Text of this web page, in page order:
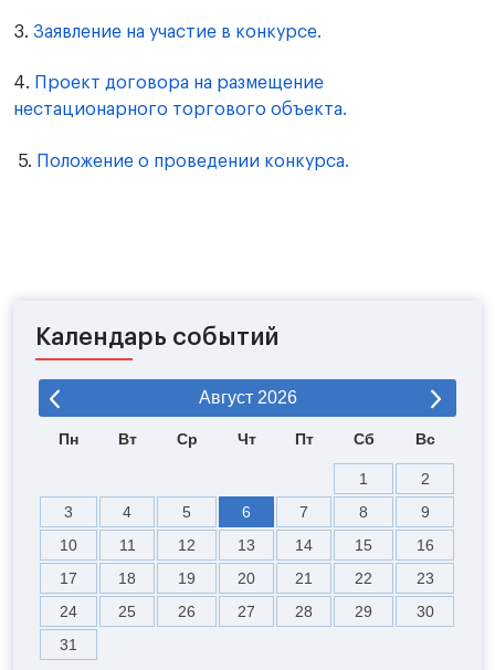
3. Заявление на участие в конкурсе.
4. Проект договора на размещение
нестационарного торгового объекта.
5. Положение о проведении конкурса.
Календарь событий
Август 2026
Пн Вт Ср Чт Пт Сб Вс
1
2
3
4 5 6 7 8
9
10
11 12 13 14 15
16
17
18 19 20 21 22
23
24
25 26 27 28 29
30
31